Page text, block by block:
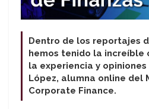
Dentro de los reportajes
hemos tenido la increíble
la experiencia y
López, alumna online del
Corporate Finance.